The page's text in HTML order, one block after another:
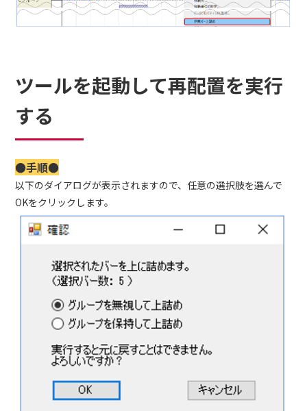
ツールを起動して再配置を実行
する
●手順●
以下のダイアログが表示されますので、任意の選択肢を選んで
OKをクリックします。